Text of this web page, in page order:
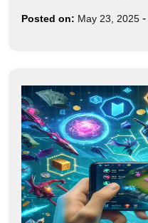
Posted on: May 23, 2025 -